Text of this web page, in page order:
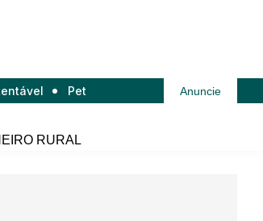
Pet Anuncie
RURAL